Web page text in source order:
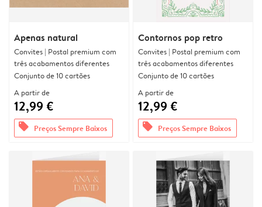
Apenas natural
Convites | Postal premium com
três acabamentos diferentes
Conjunto de 10 cartões
A partir de
12,99 €
offers Preços Sempre Baixos
Contornos pop retro
Convites | Postal premium com
três acabamentos diferentes
Conjunto de 10 cartões
A partir de
12,99 €
offers Preços Sempre Baixos